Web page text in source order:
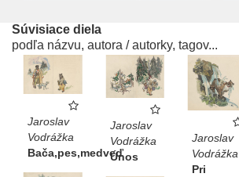
Súvisiace diela
podľa názvu, autora / autorky, tagov...
Jaroslav
Vodrážka
Bača,pes,medveď
Jaroslav
Vodrážka
Únos
Jaroslav
Vodrážka
Pri